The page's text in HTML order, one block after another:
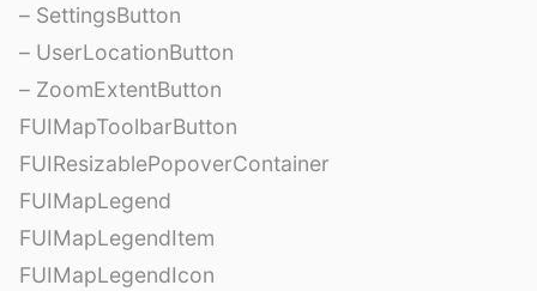
– SettingsButton
– UserLocationButton
– ZoomExtentButton
FUIMapToolbarButton
FUIResizablePopoverContainer
FUIMapLegend
FUIMapLegendItem
FUIMapLegendIcon